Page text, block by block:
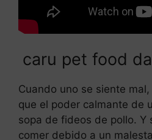
caru pet food
Cuando uno se siente
que el poder calmante de
sopa de fideos de pollo. Y
comer debido a un